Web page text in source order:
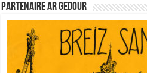
Partenaire Ar Gedour